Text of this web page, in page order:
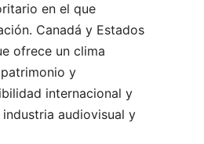
en el que
Canadá y Estados
ofrece un clima
y
internacional y
audiovisual y